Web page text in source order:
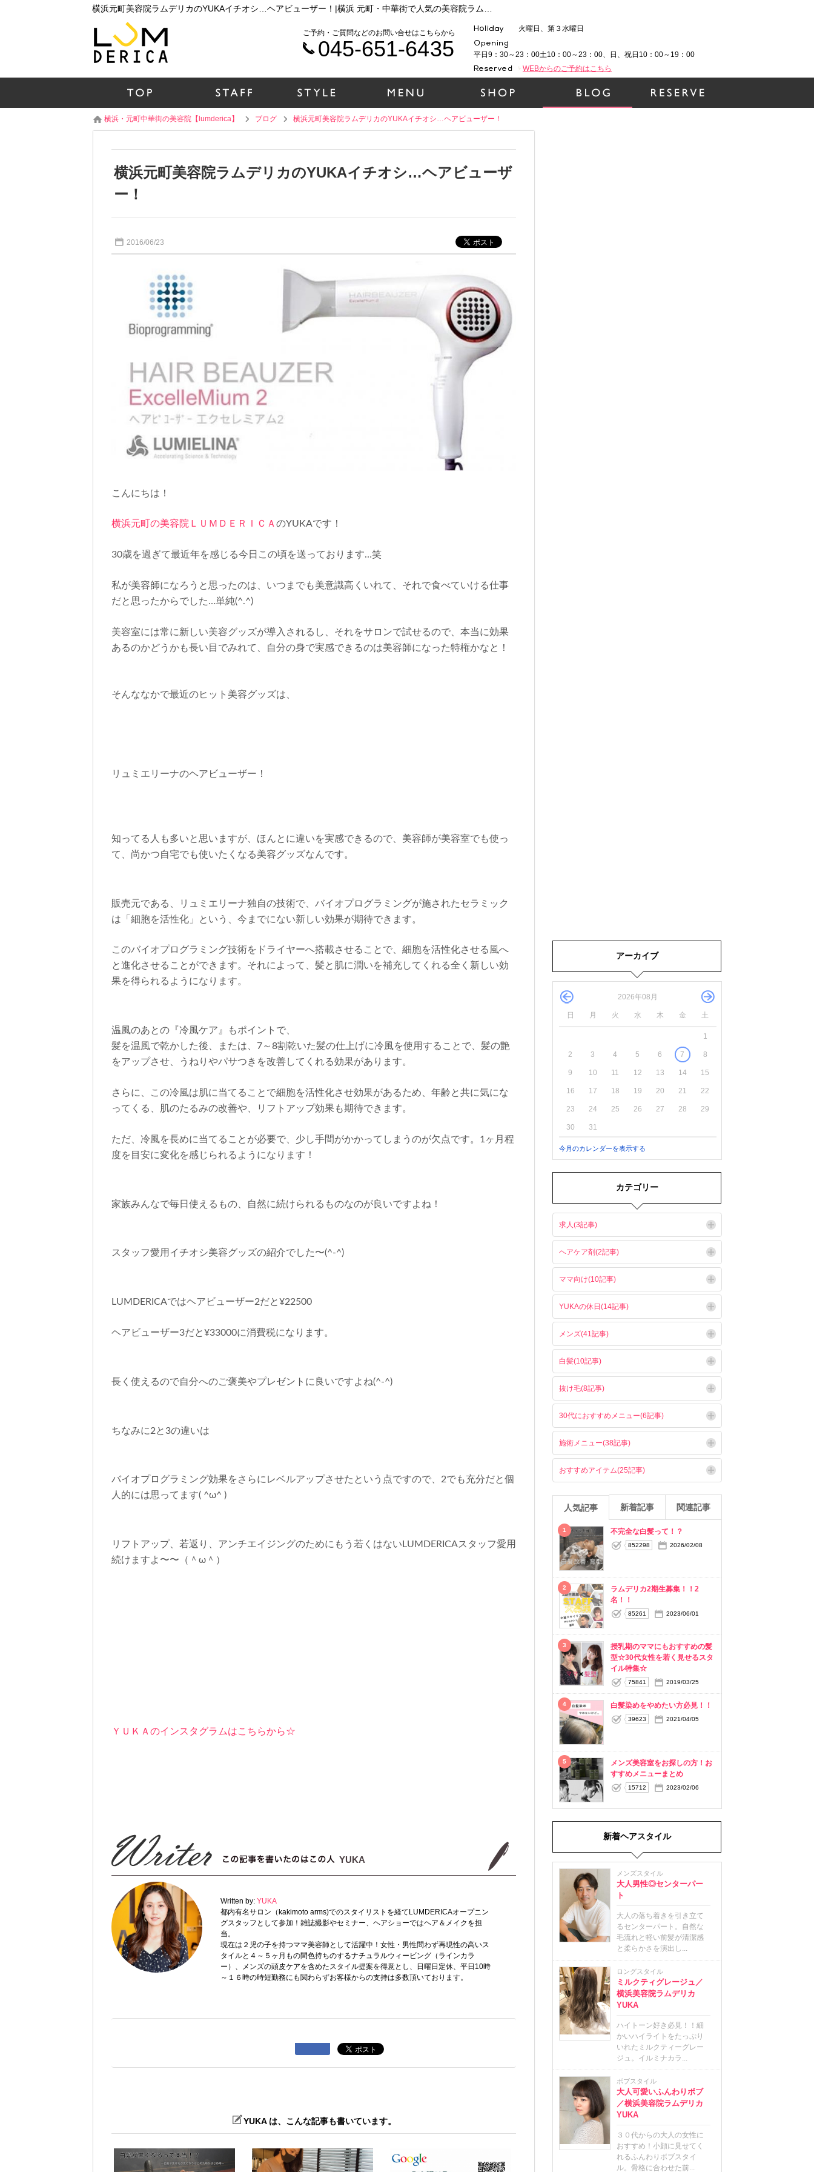
火曜日、第３水曜日
平日9：30～23：00土10：00～23：00、日、祝日10：00～19：00
WEBからのご予約はこちら
ご予約・ご質問などのお問い合せはこちらから
045-651-6435
横浜・元町中華街の美容院【lumderica】 ブログ 横浜元町美容院ラムデリカのYUKAイチオシ…ヘアビューザー！
横浜元町美容院ラムデリカのYUKAイチオシ…ヘアビューザ
ー！
2016/06/23
こんにちは！
横浜元町の美容院ＬＵＭＤＥＲＩＣＡ のYUKAです！
30歳を過ぎて最近年を感じる今日この頃を送っております…笑
私が美容師になろうと思ったのは、いつまでも美意識高くいれて、それで食べていける仕事
だと思ったからでした…単純(^.^)
美容室には常に新しい美容グッズが導入されるし、それをサロンで試せるので、本当に効果
あるのかどうかも長い目でみれて、自分の身で実感できるのは美容師になった特権かなと！
そんななかで最近のヒット美容グッズは、
リュミエリーナのヘアビューザー！
知ってる人も多いと思いますが、ほんとに違いを実感できるので、美容師が美容室でも使っ
て、尚かつ自宅でも使いたくなる美容グッズなんです。
販売元である、リュミエリーナ独自の技術で、バイオプログラミングが施されたセラミック
は「細胞を活性化」という、今までにない新しい効果が期待できます。
このバイオプログラミング技術をドライヤーへ搭載させることで、細胞を活性化させる風へ
と進化させることができます。それによって、髪と肌に潤いを補充してくれる全く新しい効
果を得られるようになります。
温風のあとの『冷風ケア』もポイントで、
髪を温風で乾かした後、または、7～8割乾いた髪の仕上げに冷風を使用することで、髪の艶
をアップさせ、うねりやパサつきを改善してくれる効果があります。
さらに、この冷風は肌に当てることで細胞を活性化させ効果があるため、年齢と共に気にな
ってくる、肌のたるみの改善や、リフトアップ効果も期待できます。
ただ、冷風を長めに当てることが必要で、少し手間がかかってしまうのが欠点です。1ヶ月程
度を目安に変化を感じられるようになります！
家族みんなで毎日使えるもの、自然に続けられるものなのが良いですよね！
スタッフ愛用イチオシ美容グッズの紹介でした〜(^-^)
LUMDERICAではヘアビューザー2だと¥22500
ヘアビューザー3だと¥33000に消費税になります。
長く使えるので自分へのご褒美やプレゼントに良いですよね(^-^)
ちなみに2と3の違いは
バイオプログラミング効果をさらにレベルアップさせたという点ですので、2でも充分だと個
人的には思ってます( ^ω^ )
リフトアップ、若返り、アンチエイジングのためにもう若くはないLUMDERICAスタッフ愛用
続けますよ〜〜（＾ω＾）
ＹＵＫＡのインスタグラムはこちらから☆
YUKA
Written by: YUKA
都内有名サロン（kakimoto arms)でのスタイリストを経てLUMDERICAオープニン
グスタッフとして参加！雑誌撮影やセミナー、ヘアショーではヘア＆メイクを担
当。
現在は２児の子を持つママ美容師として活躍中！女性・男性問わず再現性の高いス
タイルと４～５ヶ月もの間色持ちのするナチュラルウィービング（ラインカラ
ー）、メンズの頭皮ケアを含めたスタイル提案を得意とし、日曜日定休、平日10時
～１６時の時短勤務にも関わらずお客様からの支持は多数頂いております。
YUKA は、こんな記事も書いています。
アーカイブ
2026年08月
日 月 火 水 木 金 土
1
2 3 4 5 6 7 8
9 10 11 12 13 14 15
16 17 18 19 20 21 22
23 24 25 26 27 28 29
30 31
今月のカレンダーを表示する
カテゴリー
求人(3記事)
ヘアケア剤(2記事)
ママ向け(10記事)
YUKAの休日(14記事)
メンズ(41記事)
白髪(10記事)
抜け毛(8記事)
30代におすすめメニュー(6記事)
施術メニュー(38記事)
おすすめアイテム(25記事)
人気記事 新着記事 関連記事
1 不完全な白髪って！？
852298 2026/02/08
2
ラムデリカ2期生募集！！2
名！！
85261 2023/06/01
3
授乳期のママにもおすすめの髪
型☆30代女性を若く見せるスタ
イル特集☆
75841 2019/03/25
4 白髪染めをやめたい方必見！！
39623 2021/04/05
5
メンズ美容室をお探しの方！お
すすめメニューまとめ
15712 2023/02/06
新着ヘアスタイル
メンズスタイル
大人男性◎センターパー
ト
大人の落ち着きを引き立て
るセンターパート。自然な
毛流れと軽い前髪が清潔感
と柔らかさを演出し...
ロングスタイル
ミルクティグレージュ／
横浜美容院ラムデリカ
YUKA
ハイトーン好き必見！！細
かいハイライトをたっぷり
いれたミルクティーグレー
ジュ。イルミナカラ...
ボブスタイル
大人可愛いふんわりボブ
／横浜美容院ラムデリカ
YUKA
３０代からの大人の女性に
おすすめ！小顔に見せてく
れるふんわりボブスタイ
ル。骨格に合わせた前...